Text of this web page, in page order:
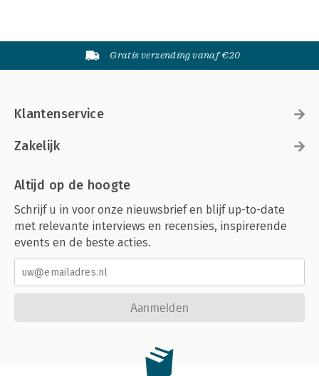
Gratis verzending vanaf €20
Klantenservice
Zakelijk
Altijd op de hoogte
Schrijf u in voor onze nieuwsbrief en blijf up-to-date
met relevante interviews en recensies, inspirerende
events en de beste acties.
Aanmelden